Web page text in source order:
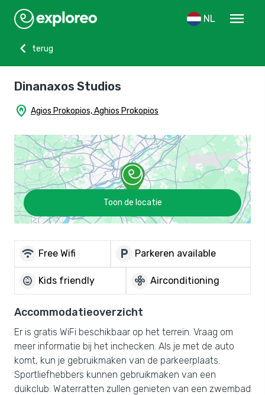
NL
menu
chevron_left
terug
Dinanaxos Studios
home_pin Agios Prokopios, Aghios Prokopios
Toon de locatie
wifi Free Wifi local_parking Parkeren available
child_care Kids friendly mode_fan Airconditioning
Accommodatieoverzicht
Er is gratis WiFi beschikbaar op het terrein. Vraag om
meer informatie bij het inchecken. Als je met de auto
komt, kun je gebruikmaken van de parkeerplaats.
Sportliefhebbers kunnen gebruikmaken van een
duikclub. Waterratten zullen genieten van een zwembad